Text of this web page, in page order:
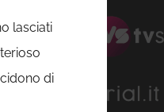
lasciati
di